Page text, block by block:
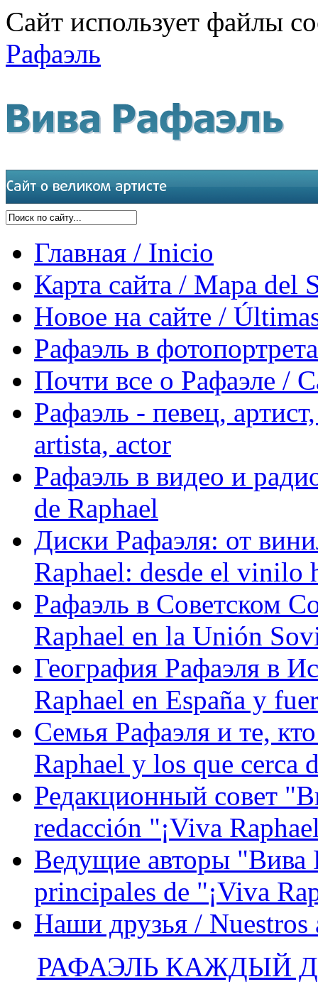
Сайт использует файлы
Рафаэль
Главная / Inicio
Карта сайта / Mapa del
Новое на сайте /
Рафаэль в
Почти все о Рафаэле /
Рафаэль - певец,
artista, actor
Рафаэль в видео и
de Raphael
Диски Рафаэля: от
Raphael: desde el vinilo
Рафаэль в Советском
Raphael en la Unión
География Рафаэля в
Raphael en España y
Семья Рафаэля и те,
Raphael y los que cerca
Редакционный совет
redacción "¡Viva
Ведущие авторы "Вива
principales de "¡Viva
Наши друзья / Nuestros
РАФАЭЛЬ КАЖДЫЙ